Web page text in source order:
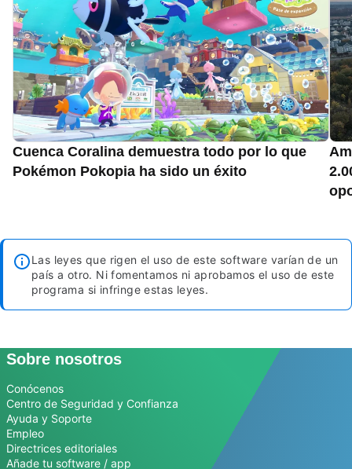
Cuenca Coralina demuestra todo por lo que
Pokémon Pokopia ha sido un éxito
Las leyes que rigen el uso de este software varían de un
país a otro. Ni fomentamos ni aprobamos el uso de este
programa si infringe estas leyes.
Sobre nosotros
Conócenos
Centro de Seguridad y Confianza
Ayuda y Soporte
Empleo
Directrices editoriales
Añade tu software / app